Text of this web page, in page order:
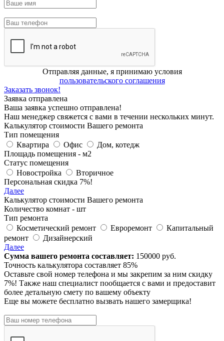
Отправляя данные, я принимаю условия
пользовательского соглашения
Заказать звонок!
Заявка отправлена
Ваша заявка успешно отправлена!
Наш менеджер свяжется с вами в течении нескольких минут.
Калькулятор стоимости Вашего ремонта
Тип помещения
Квартира
Офис
Дом, котедж
Площадь помещения - м2
Статус помещения
Новостройка
Вторичное
Персональная скидка 7%!
Далее
Калькулятор стоимости Вашего ремонта
Количество комнат - шт
Тип ремонта
Косметический ремонт
Евроремонт
Капитальный
ремонт
Дизайнерский
Далее
Сумма вашего ремонта составляет: 150000 руб.
Точность калькулятора составляет 85%
Оставьте свой номер телефона и мы закрепим за ним скидку
7%! Также наш специалист пообщается с вами и предоставит
более детальную смету по вашему объекту
Еще вы можете бесплатно вызвать нашего замерщика!